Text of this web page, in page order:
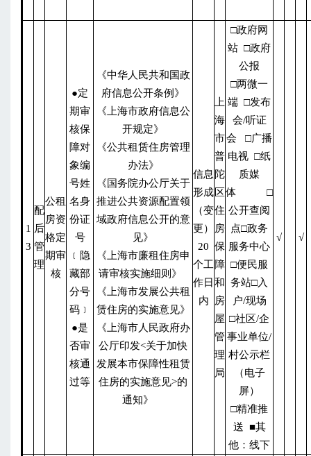
1
3
配
后
管
理
公租
房资
格定
期审
核
●定
期审
核保
障对
象编
号姓
名身
份证
号
﹝隐
藏部
分号
码﹞
●是
否审
核通
过等
《中华人民共和国政
府信息公开条例》
《上海市政府信息公
开规定》
《公共租赁住房管理
办法》
《国务院办公厅关于
推进公共资源配置领
域政府信息公开的意
见》
《上海市廉租住房申
请审核实施细则》
《上海市发展公共租
赁住房的实施意见》
《上海市人民政府办
公厅印发<关于加快
发展本市保障性租赁
住房的实施意见>的
通知》
信息
形成
（变
更）
20
个工
作日
内
上
海
市
普
陀
区
住
房
保
障
和
房
屋
管
理
局
□政府网
站 □政府
公报
□两微一
端 □发布
会/听证
会 □广播
电视 □纸
质媒
体 □
公开查阅
点□政务
服务中心
□便民服
务站□入
户/现场
□社区/企
事业单位/
村公示栏
（电子
屏）
□精准推
送 ■其
他：线下
√ √